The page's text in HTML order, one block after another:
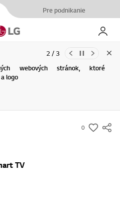
Pre podnikanie
Moje
služby spoločnosti LG Electronics
webových stránok, ktoré
logo
2 / 3
0
s
TV